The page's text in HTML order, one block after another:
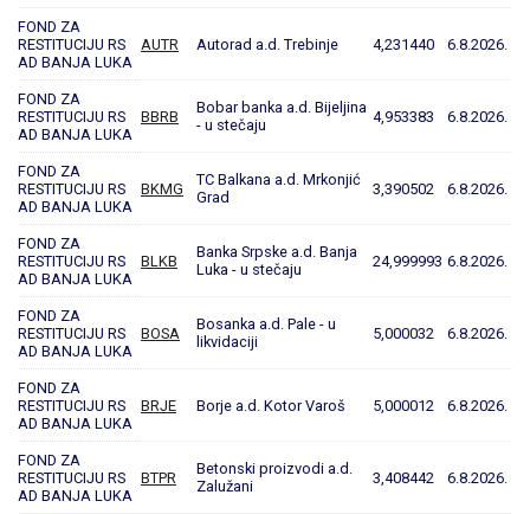
FOND ZA
RESTITUCIJU RS
AD BANJA LUKA
AUTR Autorad a.d. Trebinje 4,231440 6.8.2026.
FOND ZA
RESTITUCIJU RS
AD BANJA LUKA
BBRB
Bobar banka a.d. Bijeljina
- u stečaju
4,953383 6.8.2026.
FOND ZA
RESTITUCIJU RS
AD BANJA LUKA
BKMG
TC Balkana a.d. Mrkonjić
Grad
3,390502 6.8.2026.
FOND ZA
RESTITUCIJU RS
AD BANJA LUKA
BLKB
Banka Srpske a.d. Banja
Luka - u stečaju
24,999993 6.8.2026.
FOND ZA
RESTITUCIJU RS
AD BANJA LUKA
BOSA
Bosanka a.d. Pale - u
likvidaciji
5,000032 6.8.2026.
FOND ZA
RESTITUCIJU RS
AD BANJA LUKA
BRJE Borje a.d. Kotor Varoš 5,000012 6.8.2026.
FOND ZA
RESTITUCIJU RS
AD BANJA LUKA
BTPR
Betonski proizvodi a.d.
Zalužani
3,408442 6.8.2026.